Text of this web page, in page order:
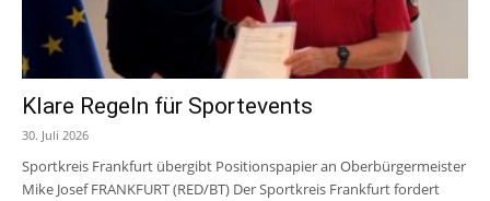
Klare Regeln für Sportevents
30. Juli 2026
Sportkreis Frankfurt übergibt Positionspapier an Oberbürgermeister
Mike Josef FRANKFURT (RED/BT) Der Sportkreis Frankfurt fordert